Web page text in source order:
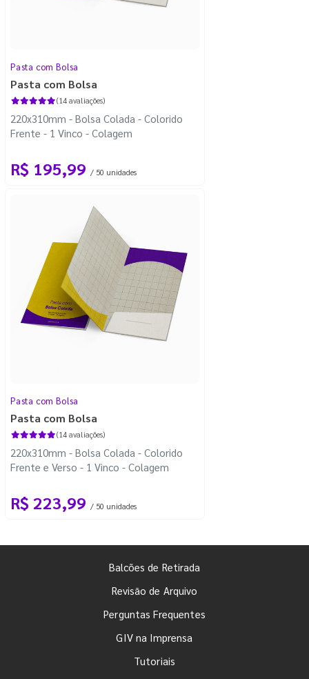
Pasta com Bolsa
Pasta com Bolsa
(14 avaliações)
220x310mm - Bolsa Colada - Colorido
Frente - 1 Vinco - Colagem
R$ 195,99 / 50 unidades
Pasta com Bolsa
Pasta com Bolsa
(14 avaliações)
220x310mm - Bolsa Colada - Colorido
Frente e Verso - 1 Vinco - Colagem
R$ 223,99 / 50 unidades
Balcões de Retirada
Revisão de Arquivo
Perguntas Frequentes
GIV na Imprensa
Tutoriais